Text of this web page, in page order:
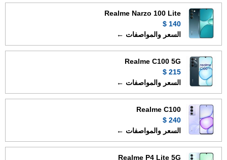
Realme Narzo 100 Lite
140 $
السعر والمواصفات ←
Realme C100 5G
215 $
السعر والمواصفات ←
Realme C100
240 $
السعر والمواصفات ←
Realme P4 Lite 5G